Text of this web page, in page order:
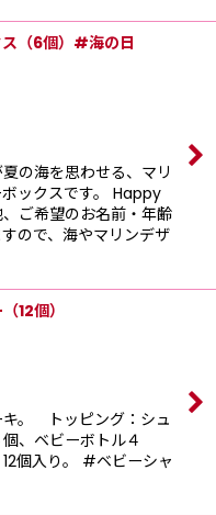
ス（6個）#海の日
の海を思わせる、マリ
ックスです。 Happy
ご希望のお名前・年齢
ので、海やマリンデザ
12個）
キ。 トッピング：シュ
、ベビーボトル４
個入り。 #ベビーシャ